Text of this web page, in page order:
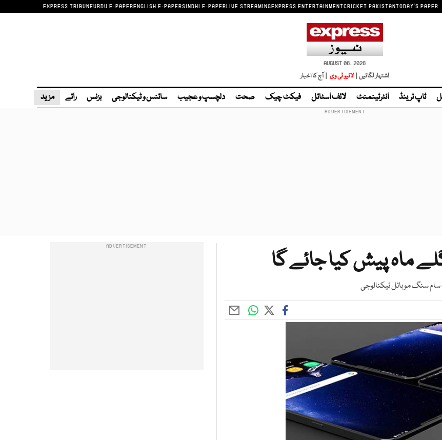
EXPRESS TRIBUNEURDU E-PAPERENGLISH E-PAPERSINDHI E-PAPERLIVE STREAMINGEXPRESS ENTERTAINMENTCRICKET PAKISTANTODAY'S PAPER
AUGUST 06, 2026
اشتہار لگائیں | لائیو ٹی وی | آج کا اخبار
ٹاپ ٹرینڈ انٹرٹینمنٹ لائف اسٹائل فیکٹ چیک صحت دلچسپ و عجیب سائنس و ٹیکنالوجی بزنس رائے مزید
ماہ پیش کیا جائے گا
سام سنگ موبائل ٹیکنالوجی